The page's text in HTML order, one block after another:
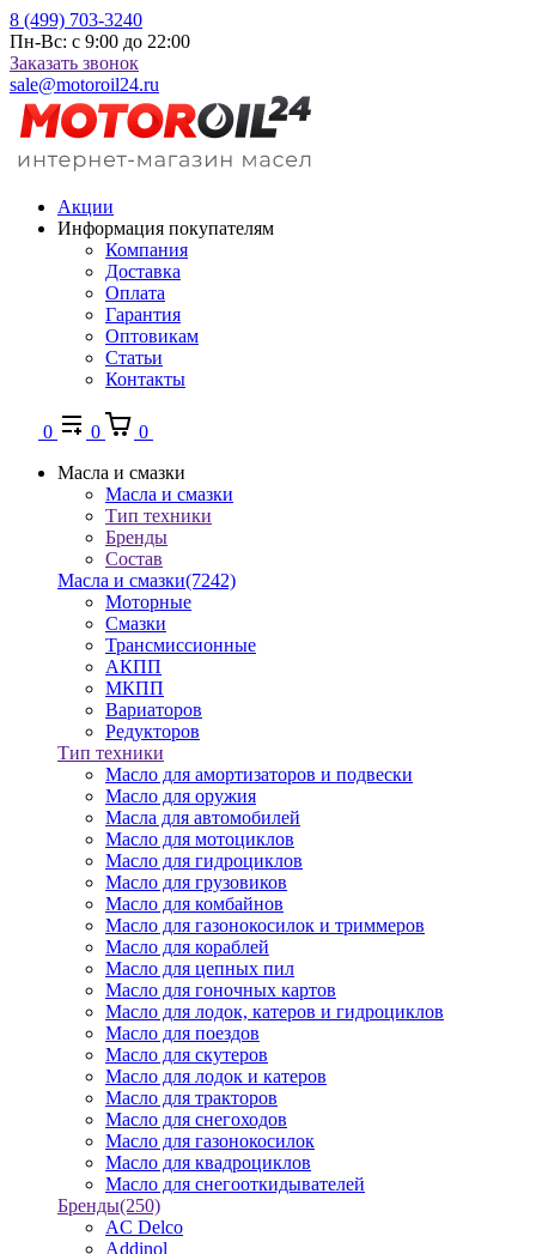
8 (499) 703-3240
Пн-Вс: с 9:00 до 22:00
Заказать звонок
sale@motoroil24.ru
Акции
Информация покупателям
Компания
Доставка
Оплата
Гарантия
Оптовикам
Статьи
Контакты
0 0
0
Масла и смазки
Масла и смазки
Тип техники
Бренды
Состав
Масла и смазки(7242)
Моторные
Смазки
Трансмиссионные
АКПП
МКПП
Вариаторов
Редукторов
Тип техники
Масло для амортизаторов и подвески
Масло для оружия
Масла для автомобилей
Масло для мотоциклов
Масло для гидроциклов
Масло для грузовиков
Масло для комбайнов
Масло для газонокосилок и триммеров
Масло для кораблей
Масло для цепных пил
Масло для гоночных картов
Масло для лодок, катеров и гидроциклов
Масло для поездов
Масло для скутеров
Масло для лодок и катеров
Масло для тракторов
Масло для снегоходов
Масло для газонокосилок
Масло для квадроциклов
Масло для снегооткидывателей
Бренды(250)
AC Delco
Addinol